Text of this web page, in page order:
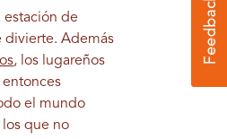
estación de
divierte. Además
, los lugareños
el mundo
que no